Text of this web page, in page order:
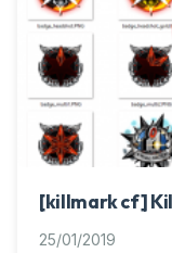
[killmark cf]
25/01/2019